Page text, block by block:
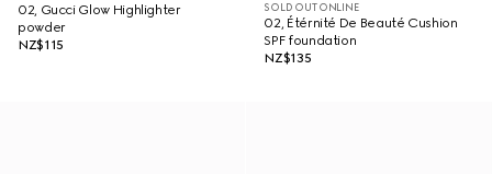
02, Gucci Glow Highlighter
powder
NZ$115
SOLD OUT ONLINE
02, Étérnité De Beauté Cushion
SPF foundation
NZ$135